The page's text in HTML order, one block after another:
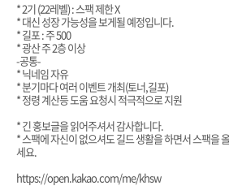
* 2기 (22레벨) : 스팩 제한 X
* 대신 성장 가능성을 보게될 예정입니다.
* 길포 : 주 500
* 광산 주 2층 이상
-공통-
* 닉네임 자유
* 분기마다 여러 이벤트 개최(토너,길포)
* 정령 계산등 도움 요청시 적극적으로 지원
* 긴 홍보글을 읽어주셔서 감사합니다.
* 스팩에 자신이 없으셔도 길드 생활을 하면서 스팩을
세요.
https://open.kakao.com/me/khsw